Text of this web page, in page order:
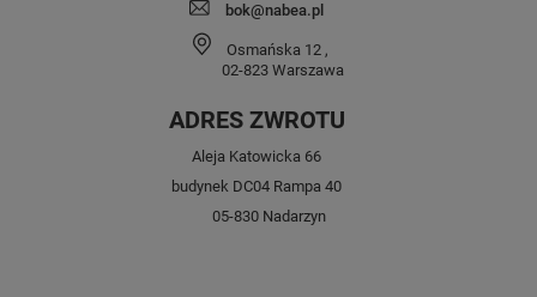
bok@nabea.pl
Osmańska 12 ,
02-823 Warszawa
ADRES ZWROTU
Aleja Katowicka 66
budynek DC04 Rampa 40
05-830 Nadarzyn